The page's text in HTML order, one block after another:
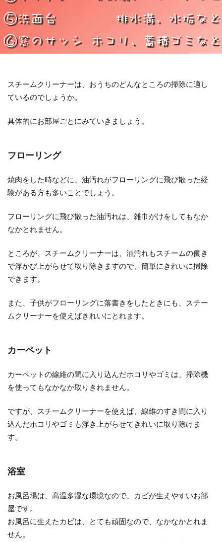
スチームクリーナーは、おうちのどんなところの掃除に適し
ているのでしょうか。
具体的にお部屋ごとにみていきましょう。
フローリング
焼肉をした時などに、油汚れがフローリングに飛び散った経
験がある方も多いことでしょう。
フローリングに飛び散った油汚れは、雑巾がけをしてもなか
なかとれません。
ところが、スチームクリーナーは、油汚れもスチームの働き
で浮かび上がらせて取り除きますので、簡単にきれいに掃除
できます。
また、子供がフローリングに落書きをしたときにも、スチー
ムクリーナーを使えばきれいにとれます。
カーペット
カーペットの線維の間に入り込んだホコリやゴミは、掃除機
を使ってもなかなか取りきれません。
ですが、スチームクリーナーを使えば、線維のすき間に入り
込んだホコリやゴミも浮き上がらせてきれいに取り除けま
す。
浴室
お風呂場は、高温多湿な環境なので、カビが生えやすいお部
屋です。
お風呂に生えたカビは、とても頑固なので、なかなかとれま
せん。